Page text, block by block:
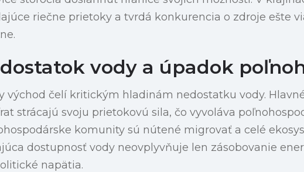
riečne prietoky a tvrdá konkurencia o zdroje ešte
vody a úpadok
východ čelí kritickým hladinám nedostatku vody.
strácajú svoju prietokovú sila, čo vyvoláva
komunity sú nútené migrovať a celé
dostupnosť vody neovplyvňuje len zásobovanie
napätia.